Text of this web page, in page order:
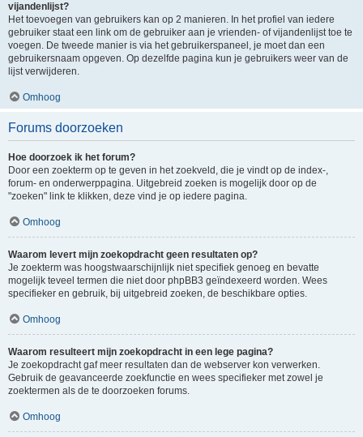
vijandenlijst?
Het toevoegen van gebruikers kan op 2 manieren. In het profiel van iedere
gebruiker staat een link om de gebruiker aan je vrienden- of vijandenlijst toe te
voegen. De tweede manier is via het gebruikerspaneel, je moet dan een
gebruikersnaam opgeven. Op dezelfde pagina kun je gebruikers weer van de
lijst verwijderen.
Omhoog
Forums doorzoeken
Hoe doorzoek ik het forum?
Door een zoekterm op te geven in het zoekveld, die je vindt op de index-,
forum- en onderwerppagina. Uitgebreid zoeken is mogelijk door op de
"zoeken" link te klikken, deze vind je op iedere pagina.
Omhoog
Waarom levert mijn zoekopdracht geen resultaten op?
Je zoekterm was hoogstwaarschijnlijk niet specifiek genoeg en bevatte
mogelijk teveel termen die niet door phpBB3 geïndexeerd worden. Wees
specifieker en gebruik, bij uitgebreid zoeken, de beschikbare opties.
Omhoog
Waarom resulteert mijn zoekopdracht in een lege pagina?
Je zoekopdracht gaf meer resultaten dan de webserver kon verwerken.
Gebruik de geavanceerde zoekfunctie en wees specifieker met zowel je
zoektermen als de te doorzoeken forums.
Omhoog